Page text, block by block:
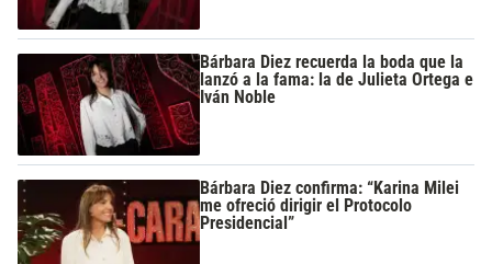
Bárbara Diez recuerda la boda que la
lanzó a la fama: la de Julieta Ortega e
Iván Noble
Bárbara Diez confirma: “Karina Milei
me ofreció dirigir el Protocolo
Presidencial”